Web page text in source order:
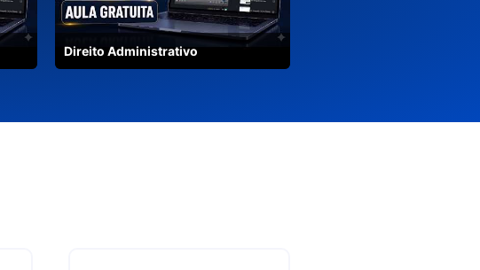
Direito Administrativo